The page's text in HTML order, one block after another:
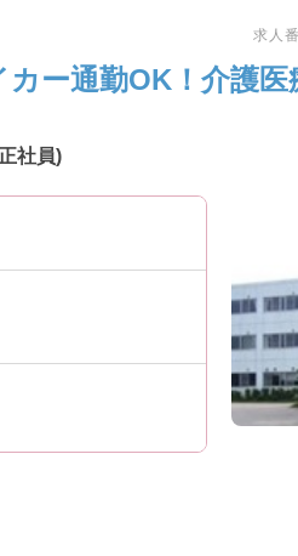
求人
ー通勤OK！介護
社員)